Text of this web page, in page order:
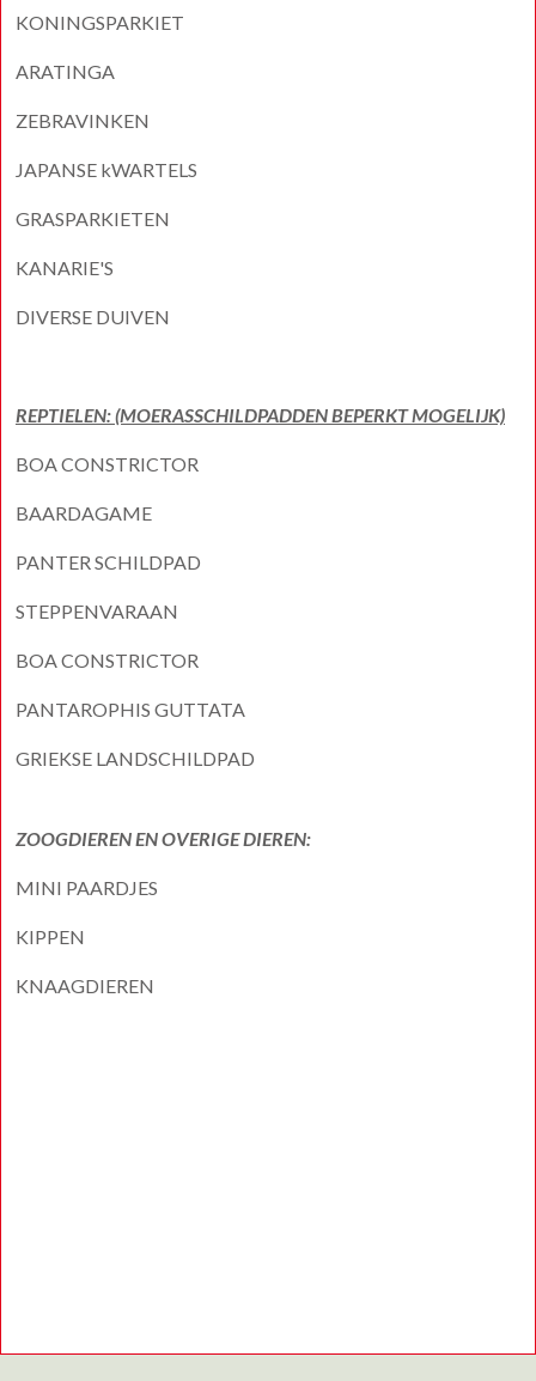
KONINGSPARKIET
ARATINGA
ZEBRAVINKEN
JAPANSE kWARTELS
GRASPARKIETEN
KANARIE'S
DIVERSE DUIVEN
REPTIELEN: (MOERASSCHILDPADDEN BEPERKT MOGELIJK)
BOA CONSTRICTOR
BAARDAGAME
PANTER SCHILDPAD
STEPPENVARAAN
BOA CONSTRICTOR
PANTAROPHIS GUTTATA
GRIEKSE LANDSCHILDPAD
ZOOGDIEREN EN OVERIGE DIEREN:
MINI PAARDJES
KIPPEN
KNAAGDIEREN